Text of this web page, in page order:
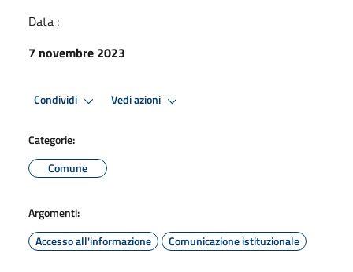
Data :
7 novembre 2023
Condividi Vedi azioni
Categorie:
Comune
Argomenti:
Accesso all'informazione
Comunicazione istituzionale